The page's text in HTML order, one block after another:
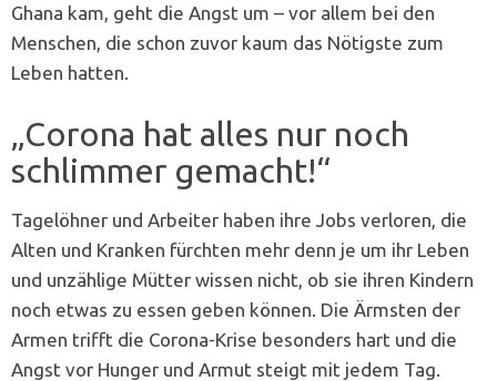
Ghana kam, geht die Angst um – vor allem bei den
Menschen, die schon zuvor kaum das Nötigste zum
Leben hatten.
„Corona hat alles nur noch
schlimmer gemacht!“
Tagelöhner und Arbeiter haben ihre Jobs verloren, die
Alten und Kranken fürchten mehr denn je um ihr Leben
und unzählige Mütter wissen nicht, ob sie ihren Kindern
noch etwas zu essen geben können. Die Ärmsten der
Armen trifft die Corona-Krise besonders hart und die
Angst vor Hunger und Armut steigt mit jedem Tag.